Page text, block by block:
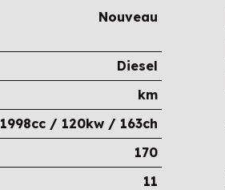
Nouveau
Diesel
km
1998cc / 120kw / 163ch
170
11